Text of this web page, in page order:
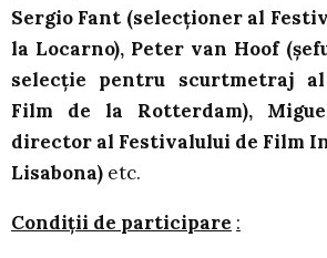
Sergio Fant (selecționer al
la Locarno), Peter van Hoof
selecție pentru scurtmetraj
Film de la Rotterdam),
director al Festivalului de Film
Lisabona) etc.
Condiţii de participare :